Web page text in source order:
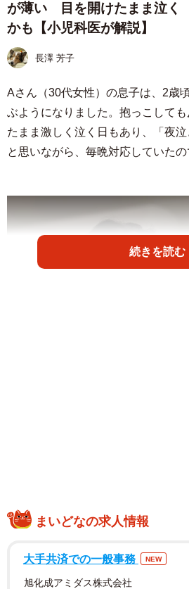
が薄い 目を開けたまま泣く
かも【小児科医が解説】
長澤 芳子
Aさん（30代女性）の息子は、2歳
ぶようになりました。抱っこして
たまま激しく泣く日もあり、「夜泣
と思いながら、毎晩対応していたの
謎の夜泣きの正体は夜驚症？ ※画像はイメ
（yamasan/stock.adobe.com）
続きを読む
まいどなの求人情報
大手共済での一般事務 NEW
旭化成アミダス株式会社